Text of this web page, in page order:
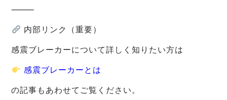
⸻
内部リンク（重要）
感震ブレーカーについて詳しく知りたい方は
感震ブレーカーとは
の記事もあわせてご覧ください。